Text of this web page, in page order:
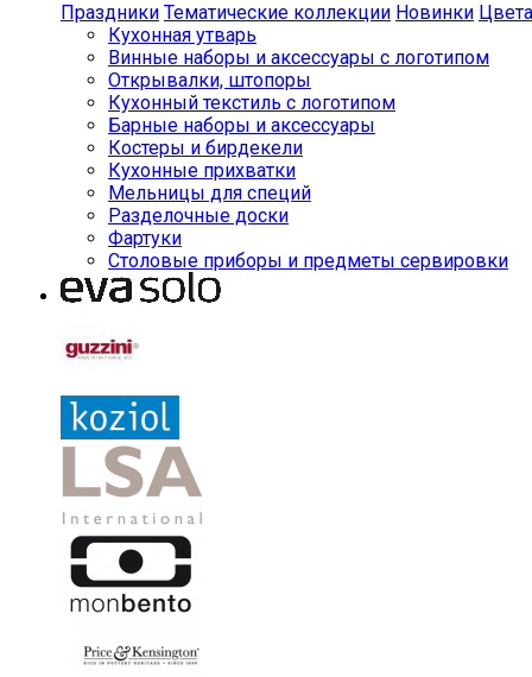
Праздники Тематические коллекции Новинки Цвета
Кухонная утварь
Винные наборы и аксессуары с логотипом
Открывалки, штопоры
Кухонный текстиль с логотипом
Барные наборы и аксессуары
Костеры и бирдекели
Кухонные прихватки
Мельницы для специй
Разделочные доски
Фартуки
Столовые приборы и предметы сервировки